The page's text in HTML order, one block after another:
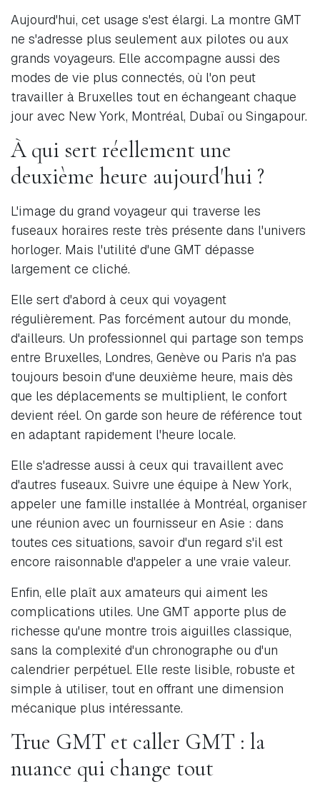
Aujourd'hui, cet usage s'est élargi. La montre GMT
ne s'adresse plus seulement aux pilotes ou aux
grands voyageurs. Elle accompagne aussi des
modes de vie plus connectés, où l'on peut
travailler à Bruxelles tout en échangeant chaque
jour avec New York, Montréal, Dubaï ou Singapour.
À qui sert réellement une
deuxième heure aujourd'hui ?
L'image du grand voyageur qui traverse les
fuseaux horaires reste très présente dans l'univers
horloger. Mais l'utilité d'une GMT dépasse
largement ce cliché.
Elle sert d'abord à ceux qui voyagent
régulièrement. Pas forcément autour du monde,
d'ailleurs. Un professionnel qui partage son temps
entre Bruxelles, Londres, Genève ou Paris n'a pas
toujours besoin d'une deuxième heure, mais dès
que les déplacements se multiplient, le confort
devient réel. On garde son heure de référence tout
en adaptant rapidement l'heure locale.
Elle s'adresse aussi à ceux qui travaillent avec
d'autres fuseaux. Suivre une équipe à New York,
appeler une famille installée à Montréal, organiser
une réunion avec un fournisseur en Asie : dans
toutes ces situations, savoir d'un regard s'il est
encore raisonnable d'appeler a une vraie valeur.
Enfin, elle plaît aux amateurs qui aiment les
complications utiles. Une GMT apporte plus de
richesse qu'une montre trois aiguilles classique,
sans la complexité d'un chronographe ou d'un
calendrier perpétuel. Elle reste lisible, robuste et
simple à utiliser, tout en offrant une dimension
mécanique plus intéressante.
True GMT et caller GMT : la
nuance qui change tout